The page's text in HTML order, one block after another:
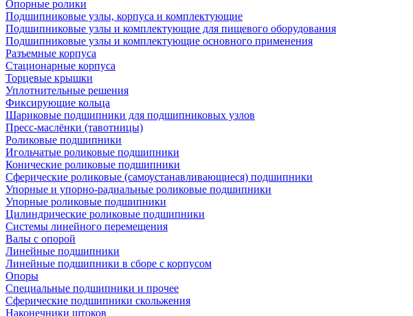
Опорные ролики
Подшипниковые узлы, корпуса и комплектующие
Подшипниковые узлы и комплектующие для пищевого оборудования
Подшипниковые узлы и комплектующие основного применения
Разъемные корпуса
Стационарные корпуса
Торцевые крышки
Уплотнительные решения
Фиксирующие кольца
Шариковые подшипники для подшипниковых узлов
Пресс-маслёнки (тавотницы)
Роликовые подшипники
Игольчатые роликовые подшипники
Конические роликовые подшипники
Сферические роликовые (самоустанавливающиеся) подшипники
Упорные и упорно-радиальные роликовые подшипники
Упорные роликовые подшипники
Цилиндрические роликовые подшипники
Системы линейного перемещения
Валы с опорой
Линейные подшипники
Линейные подшипники в сборе с корпусом
Опоры
Специальные подшипники и прочее
Сферические подшипники скольжения
Наконечники штоков